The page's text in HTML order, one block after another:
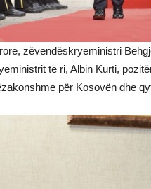
zëvendëskryeministri
të ri, Albin Kurti,
për Kosovën dhe